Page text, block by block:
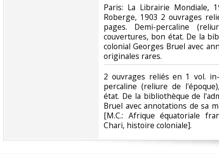
‎Paris: La Librairie Mondiale,
Roberge, 1903 2 ouvrages
pages. Demi-percaline
couvertures, bon état. De la
colonial Georges Bruel avec
originales rares.‎
‎2 ouvrages reliés en 1 vol.
percaline (reliure de
état. De la bibliothèque de
Bruel avec annotations de sa
[M.C.: Afrique équatoriale
Chari, histoire coloniale].‎